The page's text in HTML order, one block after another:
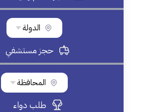
الدولة
حجز مستشفي
المحافظة
طلب دواء